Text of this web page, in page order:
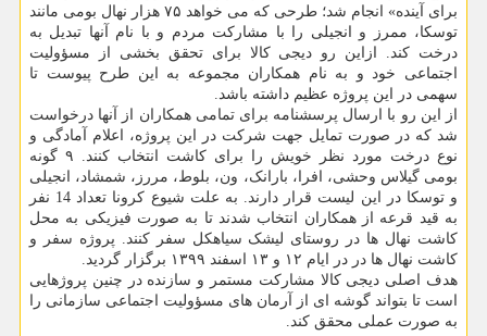
برای آینده» انجام شد؛ طرحی که می خواهد ۷۵ هزار نهال بومی مانند
توسکا، ممرز و انجیلی را با مشارکت مردم و با نام آنها تبدیل به
درخت کند. ازاین رو دیجی کالا برای تحقق بخشی از مسؤولیت
اجتماعی خود و به نام همکاران مجموعه به این طرح پیوست تا
سهمی در این پروژه عظیم داشته باشد.
از این رو با ارسال پرسشنامه برای تمامی همکاران از آنها درخواست
شد که در صورت تمایل جهت شرکت در این پروژه، اعلام آمادگی و
نوع درخت مورد نظر خویش را برای کاشت انتخاب کنند. ۹ گونه
بومی گیلاس وحشی، افرا، بارانک، ون، بلوط، مررز، شمشاد، انجیلی
و توسکا در این لیست قرار دارند. به علت شیوع کرونا تعداد 14 نفر
به قید قرعه از همکاران انتخاب شدند تا به صورت فیزیکی به محل
کاشت نهال ها در روستای لیشک سیاهکل سفر کنند. پروژه سفر و
کاشت نهال ها در در ایام ۱۲ و ۱۳ اسفند ۱۳۹۹ برگزار گردید.
هدف اصلی دیجی کالا مشارکت مستمر و سازنده در چنین پروژهایی
است تا بتواند گوشه ای از آرمان های مسؤولیت اجتماعی سازمانی را
به صورت عملی محقق کند.